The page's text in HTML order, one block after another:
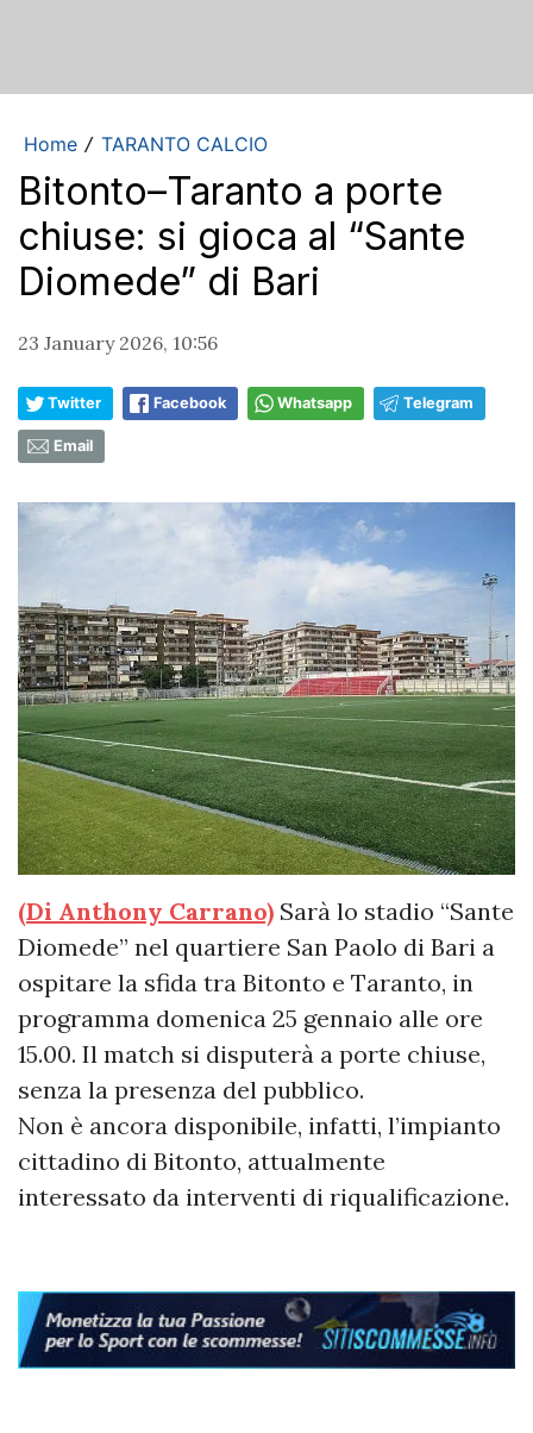
Home / TARANTO CALCIO
Bitonto–Taranto a porte
chiuse: si gioca al “Sante
Diomede” di Bari
23 January 2026, 10:56
Twitter Facebook Whatsapp Telegram
Email
(Di Anthony Carrano) Sarà lo stadio “Sante
Diomede” nel quartiere San Paolo di Bari a
ospitare la sfida tra Bitonto e Taranto, in
programma domenica 25 gennaio alle ore
15.00. Il match si disputerà a porte chiuse,
senza la presenza del pubblico.
Non è ancora disponibile, infatti, l’impianto
cittadino di Bitonto, attualmente
interessato da interventi di riqualificazione.